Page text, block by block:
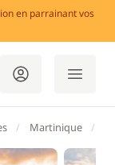
en parrainant vos
Martinique